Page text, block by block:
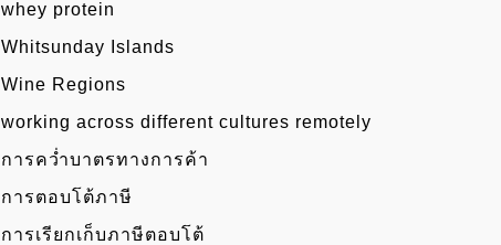
whey protein
Whitsunday Islands
Wine Regions
working across different cultures remotely
การคว่ำบาตรทางการค้า
การตอบโต้ภาษี
การเรียกเก็บภาษีตอบโต้